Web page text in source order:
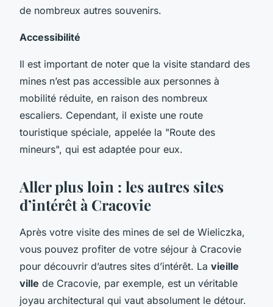
de nombreux autres souvenirs.
Accessibilité
Il est important de noter que la visite standard des
mines n’est pas accessible aux personnes à
mobilité réduite, en raison des nombreux
escaliers. Cependant, il existe une route
touristique spéciale, appelée la "Route des
mineurs", qui est adaptée pour eux.
Aller plus loin : les autres sites
d’intérêt à Cracovie
Après votre visite des mines de sel de Wieliczka,
vous pouvez profiter de votre séjour à Cracovie
pour découvrir d’autres sites d’intérêt. La vieille
ville de Cracovie, par exemple, est un véritable
joyau architectural qui vaut absolument le détour.